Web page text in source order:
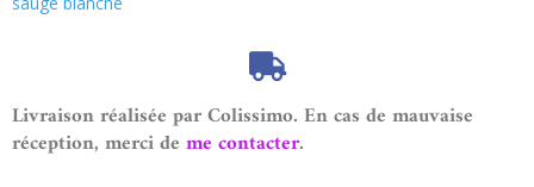
Livraison réalisée par Colissimo. En cas de mauvaise
réception, merci de me contacter.